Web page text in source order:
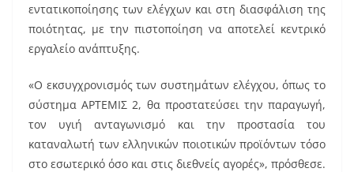
εντατικοποίησης των ελέγχων και στη διασφάλιση της
ποιότητας, με την πιστοποίηση να αποτελεί κεντρικό
εργαλείο ανάπτυξης.
«Ο εκσυγχρονισμός των συστημάτων ελέγχου, όπως το
σύστημα ΑΡΤΕΜΙΣ 2, θα προστατεύσει την παραγωγή,
τον υγιή ανταγωνισμό και την προστασία του
καταναλωτή των ελληνικών ποιοτικών προϊόντων τόσο
στο εσωτερικό όσο και στις διεθνείς αγορές», πρόσθεσε.